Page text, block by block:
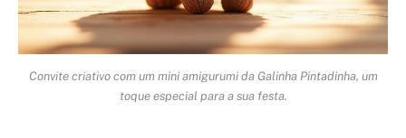
Convite criativo com um mini amigurumi da Galinha Pintadinha, um
toque especial para a sua festa.